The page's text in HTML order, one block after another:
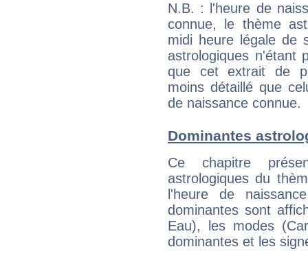
N.B. : l'heure de
connue, le thème
midi heure légale de
astrologiques n'étant
que cet extrait de
moins détaillé que
de naissance connue.
Dominantes
Ce chapitre
astrologiques du
l'heure de
dominantes sont
Eau), les modes
dominantes et les